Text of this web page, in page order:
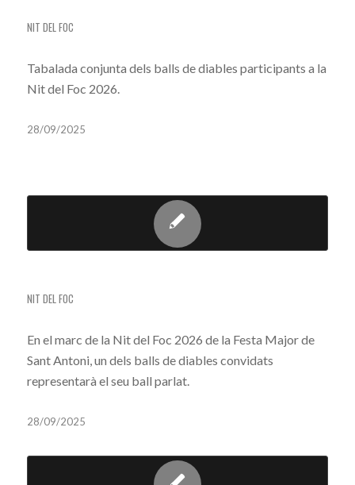
NIT DEL FOC
Tabalada conjunta dels balls de diables participants a la
Nit del Foc 2026.
28/09/2025
NIT DEL FOC
En el marc de la Nit del Foc 2026 de la Festa Major de
Sant Antoni, un dels balls de diables convidats
representarà el seu ball parlat.
28/09/2025